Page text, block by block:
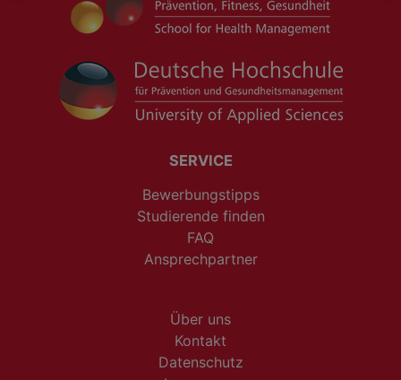
SERVICE
Bewerbungstipps
Studierende finden
FAQ
Ansprechpartner
Über uns
Kontakt
Datenschutz